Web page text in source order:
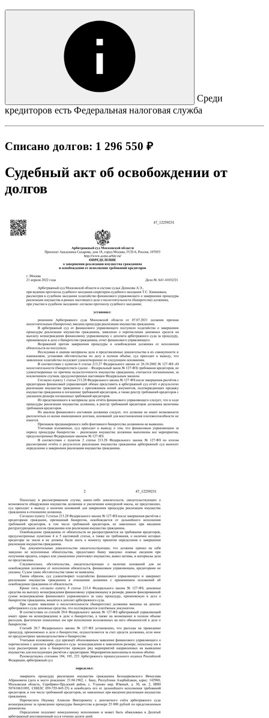
Среди
кредиторов есть Федеральная налоговая служба
Списано долгов: 1 296 550 ₽
Судебный акт об освобождении от
долгов